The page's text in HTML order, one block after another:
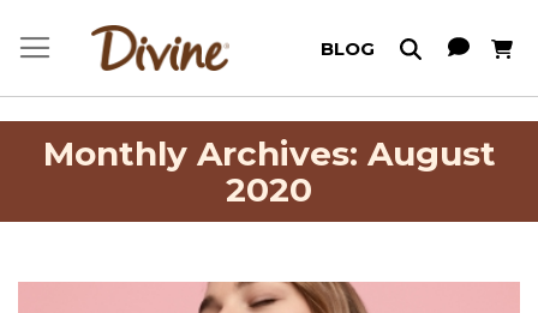
BLOG Meu
Monthly Archives: August
2020